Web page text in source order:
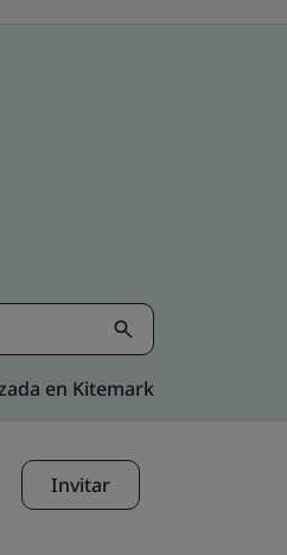
en Kitemark
Invitar